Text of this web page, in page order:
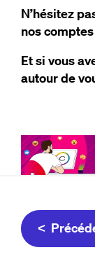
N’hésitez
nos comptes
Et si vous
autour de
<